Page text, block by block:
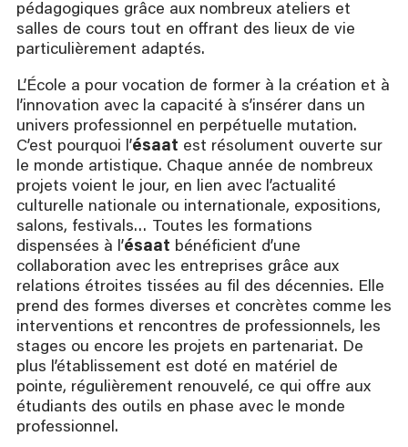
pédagogiques grâce aux nombreux ateliers et
salles de cours tout en offrant des lieux de vie
particulièrement adaptés.
L’École a pour vocation de former à la création et à
l’innovation avec la capacité à s’insérer dans un
univers professionnel en perpétuelle mutation.
C’est pourquoi l’ésaat est résolument ouverte sur
le monde artistique. Chaque année de nombreux
projets voient le jour, en lien avec l’actualité
culturelle nationale ou internationale, expositions,
salons, festivals… Toutes les formations
dispensées à l’ésaat bénéficient d’une
collaboration avec les entreprises grâce aux
relations étroites tissées au fil des décennies. Elle
prend des formes diverses et concrètes comme les
interventions et rencontres de professionnels, les
stages ou encore les projets en partenariat. De
plus l’établissement est doté en matériel de
pointe, régulièrement renouvelé, ce qui offre aux
étudiants des outils en phase avec le monde
professionnel.